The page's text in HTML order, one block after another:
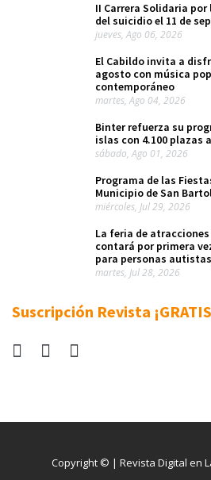
II Carrera Solidaria
del suicidio el 11 de
jueves, Ago 06, 2026
El Cabildo invita a
agosto con música
contemporáneo
martes, Ago 04, 2026
Binter refuerza su
islas con 4.100 plazas
sábado, Ago 01, 2026
Programa de las
Municipio de San
miércoles, Jul 29, 2026
La feria de
contará por primera
para personas
martes, Jul 28, 2026
Suscripción Revista
Copyright © | Revista Digital en